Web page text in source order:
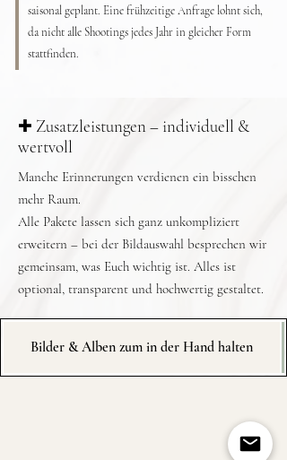
saisonal geplant. Eine frühzeitige Anfrage lohnt sich,
da nicht alle Shootings jedes Jahr in gleicher Form
stattfinden.
✚ Zusatzleistungen – individuell &
wertvoll
Manche Erinnerungen verdienen ein bisschen
mehr Raum.
Alle Pakete lassen sich ganz unkompliziert
erweitern – bei der Bildauswahl besprechen wir
gemeinsam, was Euch wichtig ist. Alles ist
optional, transparent und hochwertig gestaltet.
Bilder & Alben zum in der Hand halten